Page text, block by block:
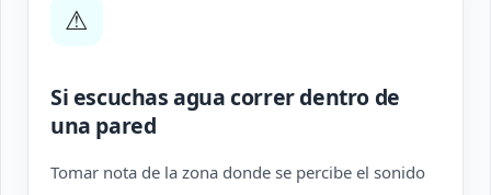
⚠
Si escuchas agua correr dentro de
una pared
Tomar nota de la zona donde se percibe el sonido